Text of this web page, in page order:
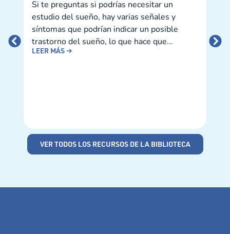
Si te preguntas si podrías necesitar un
estudio del sueño, hay varias señales y
síntomas que podrían indicar un posible
trastorno del sueño, lo que hace que...
LEER MÁS →
VER TODOS LOS RECURSOS DE LA BIBLIOTECA